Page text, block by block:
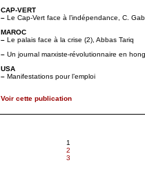
CAP-VERT
– Le Cap-Vert face à l’indépendance, C.
MAROC
– Le palais face à la crise (2), Abbas Tariq
– Un journal marxiste-révolutionnaire en
USA
– Manifestations pour l’emploi
Voir cette publication
1
2
3